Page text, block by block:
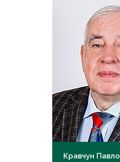
Кравчун Павло